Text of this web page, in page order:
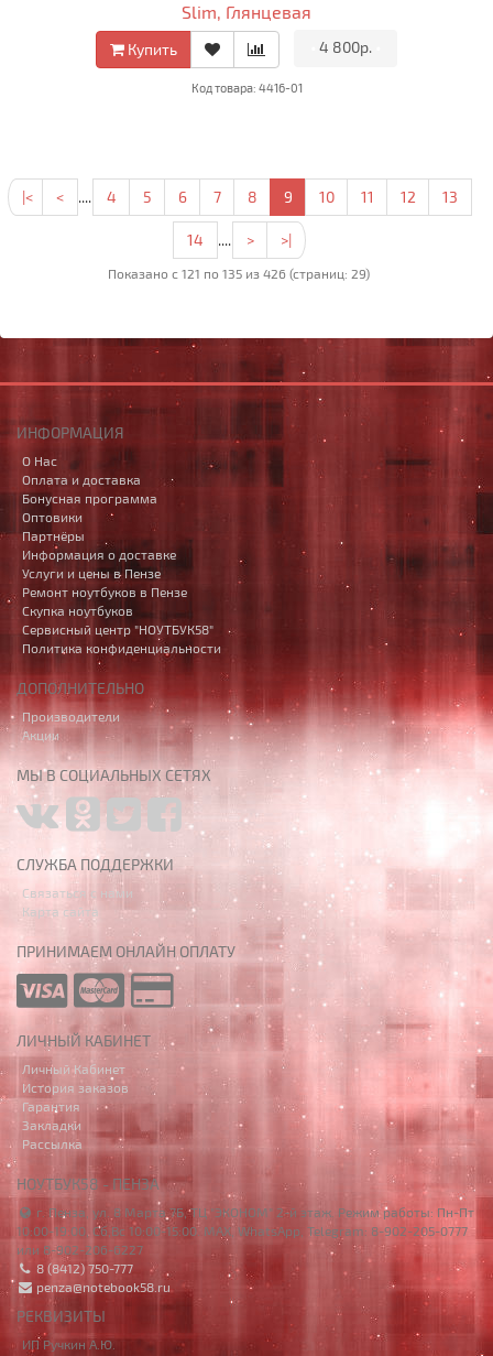
Slim, Глянцевая
Купить 4 800р.
Код товара: 4416-01
|< < .... 4 5 6 7 8 9 10 11 12 13
14 .... > >|
Показано с 121 по 135 из 426 (страниц: 29)
ИНФОРМАЦИЯ
О Нас
Оплата и доставка
Бонусная программа
Оптовики
Партнёры
Информация о доставке
Услуги и цены в Пензе
Ремонт ноутбуков в Пензе
Скупка ноутбуков
Сервисный центр "НОУТБУК58"
Политика конфиденциальности
ДОПОЛНИТЕЛЬНО
Производители
Акции
МЫ В СОЦИАЛЬНЫХ СЕТЯХ
СЛУЖБА ПОДДЕРЖКИ
Связаться с нами
Карта сайта
ПРИНИМАЕМ ОНЛАЙН ОПЛАТУ
ЛИЧНЫЙ КАБИНЕТ
Личный Кабинет
История заказов
Гарантия
Закладки
Рассылка
НОУТБУК58 - ПЕНЗА
г. Пенза, ул. 8 Марта 7Б, ТЦ "ЭКОНОМ" 2-й этаж. Режим работы: Пн-Пт
10:00-19:00, Сб,Вс 10:00-15:00. MAX, WhatsApp, Telegram: 8-902-205-0777
или 8-902-206-6227
8 (8412) 750-777
penza@notebook58.ru
РЕКВИЗИТЫ
ИП Ручкин А.Ю.